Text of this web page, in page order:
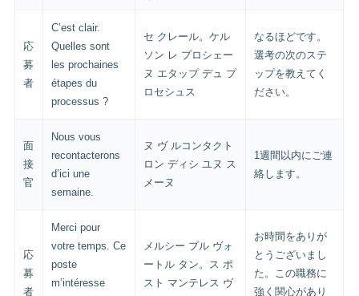
応
募
者
C’est clair.
Quelles sont
les prochaines
étapes du
processus ?
セ クレール。ケル
ソン レ プロシェー
ヌ エタップ デュ プ
ロセシュス
なるほどです。
選考の次のステ
ップを教えてく
ださい。
面
接
官
Nous vous
recontacterons
d’ici une
semaine.
ヌ ヴ ルコンタクト
ロン ディシ ユヌ ス
メーヌ
1週間以内にご連
絡します。
応
募
者
Merci pour
votre temps. Ce
poste
m’intéresse
メルシー プル ヴォ
ートル タン。ス ポ
スト マンテレス ヴ
お時間をありが
とうございまし
た。この職務に
強く関心があり